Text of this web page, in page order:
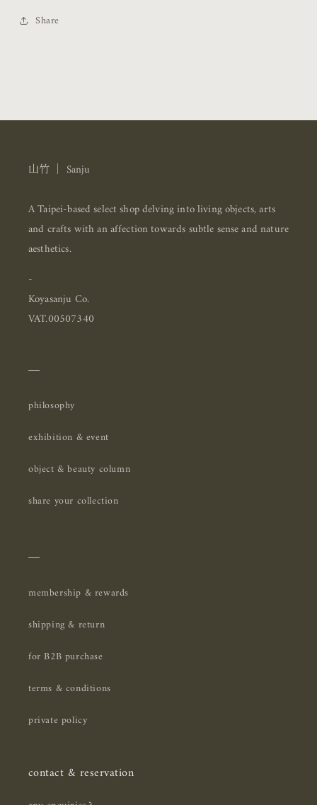
Share
山竹 ｜ Sanju
A Taipei-based select shop delving into living objects, arts
and crafts with an affection towards subtle sense and nature
aesthetics.
-
Koyasanju Co.
VAT.00507340
＿
philosophy
exhibition & event
object & beauty column
share your collection
＿
membership & rewards
shipping & return
for B2B purchase
terms & conditions
private policy
contact & reservation